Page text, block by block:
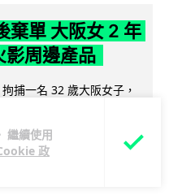
繼續使用
政
棄單 大阪女 2 年
影周邊產品
捕一名 32 歲大阪女子，
網店「JUMP